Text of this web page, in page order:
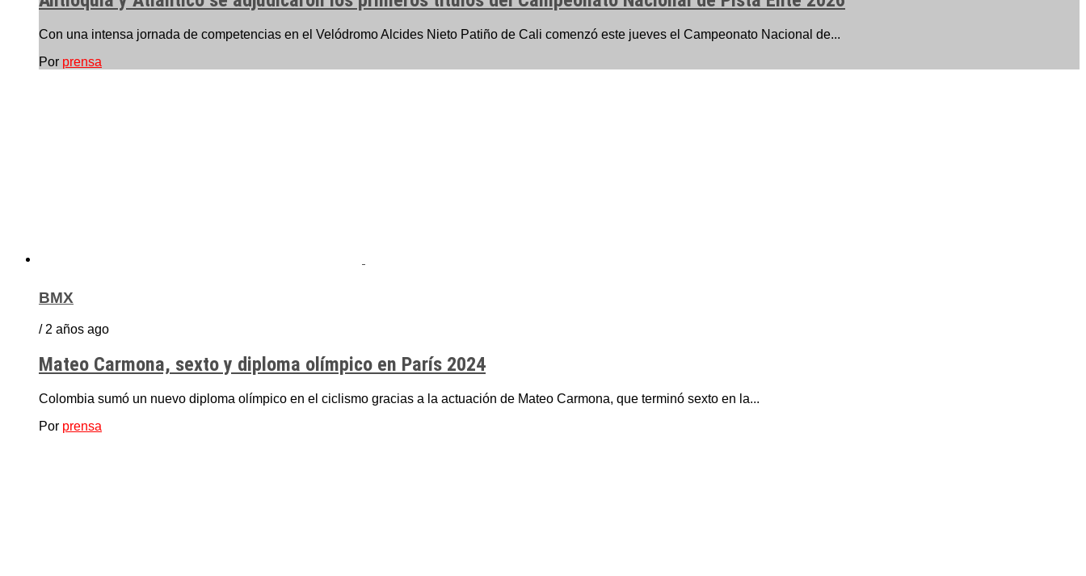
Con una intensa jornada de competencias en el Velódromo Alcides Nieto Patiño de Cali comenzó este jueves el Campeonato Nacional de...
Por prensa
BMX
/ 2 años ago
Mateo Carmona, sexto y diploma olímpico en París 2024
Colombia sumó un nuevo diploma olímpico en el ciclismo gracias a la actuación de Mateo Carmona, que terminó sexto en la...
Por prensa